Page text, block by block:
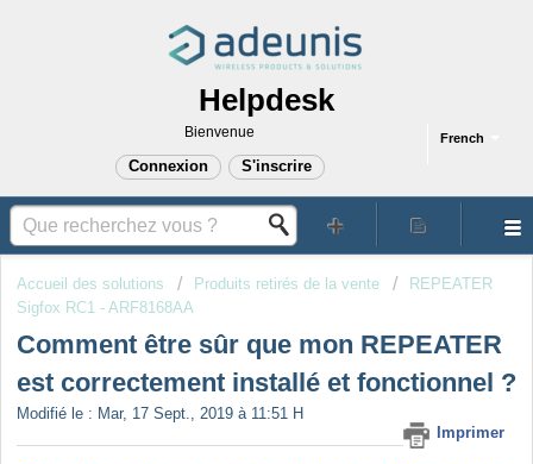
Helpdesk
French
Bienvenue
Connexion S'inscrire
Accueil des solutions Produits retirés de la vente
REPEATER
Sigfox RC1 - ARF8168AA
Comment être sûr que mon REPEATER
est correctement installé et fonctionnel ?
Imprimer
Modifié le : Mar, 17 Sept., 2019 à 11:51 H